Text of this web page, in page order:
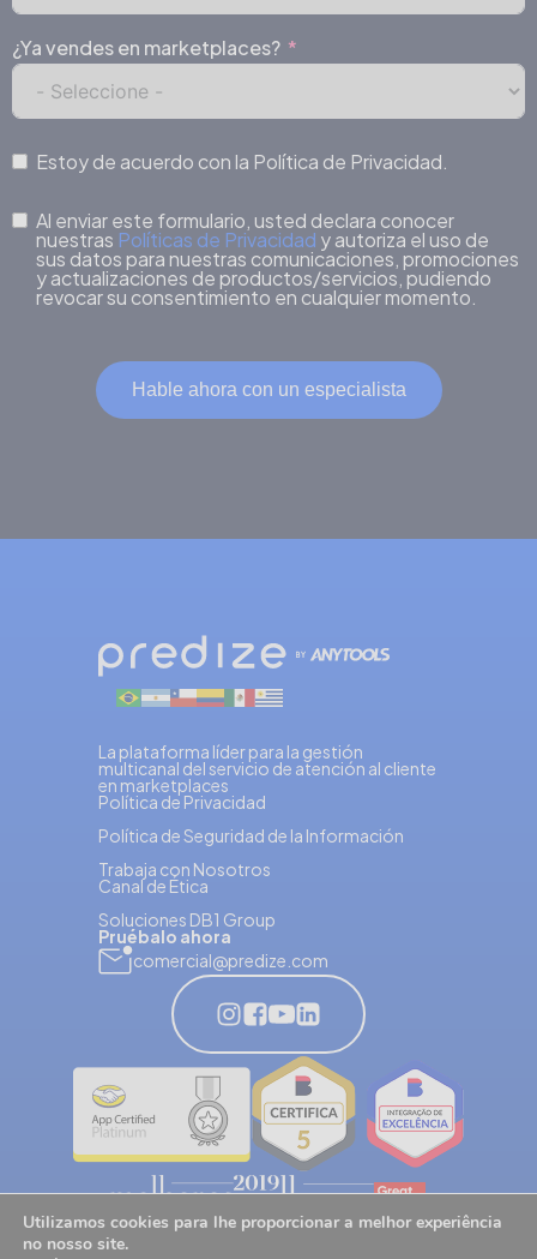
¿Ya vendes en marketplaces?
Estoy de acuerdo con la Política de Privacidad.
Al enviar este formulario, usted declara conocer
nuestras Políticas de Privacidad y autoriza el uso de
sus datos para nuestras comunicaciones, promociones
y actualizaciones de productos/servicios, pudiendo
revocar su consentimiento en cualquier momento.
Hable ahora con un especialista
La plataforma líder para la gestión
multicanal del servicio de atención al cliente
en marketplaces
Política de Privacidad
Política de Seguridad de la Información
Trabaja con Nosotros
Canal de Ética
Soluciones DB1 Group
Pruébalo ahora
comercial@predize.com
Utilizamos cookies para lhe proporcionar a melhor experiência
no nosso site.